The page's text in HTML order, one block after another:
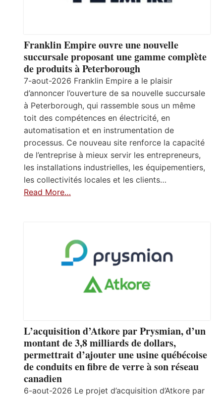
Franklin Empire ouvre une nouvelle
succursale proposant une gamme complète
de produits à Peterborough
7-aout-2026 Franklin Empire a le plaisir
d’annoncer l’ouverture de sa nouvelle succursale
à Peterborough, qui rassemble sous un même
toit des compétences en électricité, en
automatisation et en instrumentation de
processus. Ce nouveau site renforce la capacité
de l’entreprise à mieux servir les entrepreneurs,
les installations industrielles, les équipementiers,
les collectivités locales et les clients…
Read More…
L’acquisition d’Atkore par Prysmian, d’un
montant de 3,8 milliards de dollars,
permettrait d’ajouter une usine québécoise
de conduits en fibre de verre à son réseau
canadien
6-aout-2026 Le projet d’acquisition d’Atkore par